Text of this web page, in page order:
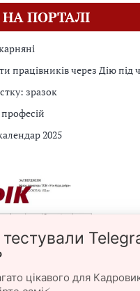
ПОРТАЛІ
працівників через Дію під
зразок
2025
використовує файли
цікавого для